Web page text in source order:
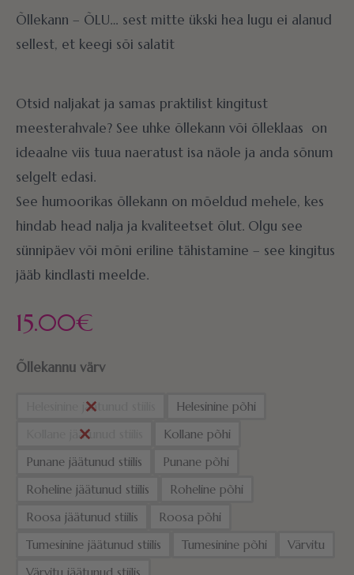
Õllekann – ÕLU… sest mitte ükski hea lugu ei alanud
sellest, et keegi sõi salatit
Otsid naljakat ja samas praktilist kingitust
meesterahvale? See uhke õllekann või õlleklaas on
ideaalne viis tuua naeratust isa näole ja anda sõnum
selgelt edasi.
See humoorikas õllekann on mõeldud mehele, kes
hindab head nalja ja kvaliteetset õlut. Olgu see
sünnipäev või mõni eriline tähistamine – see kingitus
jääb kindlasti meelde.
15.00€
Õllekannu värv
Helesinine jäätunud stiilis
Helesinine põhi
Kollane jäätunud stiilis
Kollane põhi
Punane jäätunud stiilis
Punane põhi
Roheline jäätunud stiilis
Roheline põhi
Roosa jäätunud stiilis
Roosa põhi
Tumesinine jäätunud stiilis
Tumesinine põhi
Värvitu